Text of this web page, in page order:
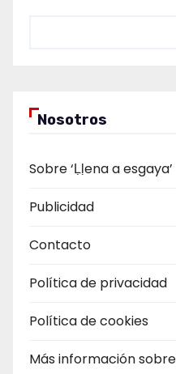
Nosotros
Sobre ‘Ḷḷena a esgaya’
Publicidad
Contacto
Política de privacidad
Política de cookies
Más información